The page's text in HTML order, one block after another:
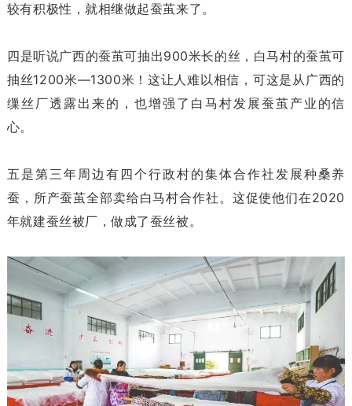
较有积极性，就相继做起蚕茧来了。
四是听说广西的蚕茧可抽出900米长的丝，白马村的蚕茧可
抽丝1200米—1300米！这让人难以相信，可这是从广西的
缫丝厂透露出来的，也增强了白马村发展蚕茧产业的信
心。
五是第三年周边有四个行政村的集体合作社发展种桑养
蚕，所产蚕茧全部卖给白马村合作社。这促使他们在2020
年就建蚕丝被厂，做成了蚕丝被。